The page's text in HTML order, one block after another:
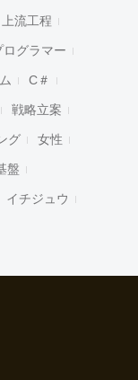
上流工程
ログラマー
C＃
戦略立案
グ 女性
盤
イチジュウ